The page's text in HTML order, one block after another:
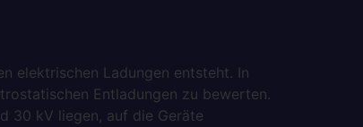
elektrischen Ladungen entsteht. In
Entladungen zu bewerten.
30 kV liegen, auf die Geräte